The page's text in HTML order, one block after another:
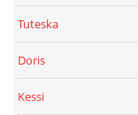
Tuteska
Doris
Kessi